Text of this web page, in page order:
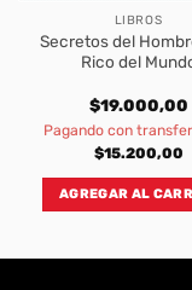
LIBROS
Secretos del
Rico del
$19.000,00
Pagando con
$15.200,00
AGREGAR AL